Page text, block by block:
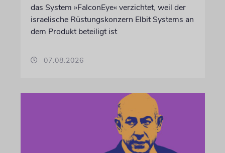
das System »FalconEye« verzichtet, weil der
israelische Rüstungskonzern Elbit Systems an
dem Produkt beteiligt ist
07.08.2026